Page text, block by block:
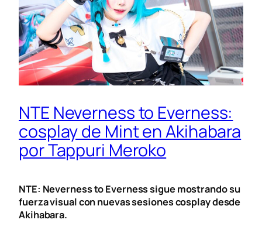
NTE Neverness to Everness:
cosplay de Mint en Akihabara
por Tappuri Meroko
NTE: Neverness to Everness sigue mostrando su
fuerza visual con nuevas sesiones cosplay desde
Akihabara.